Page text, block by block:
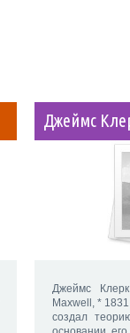
Джеймс
Джеймс
Maxwell, *
создал